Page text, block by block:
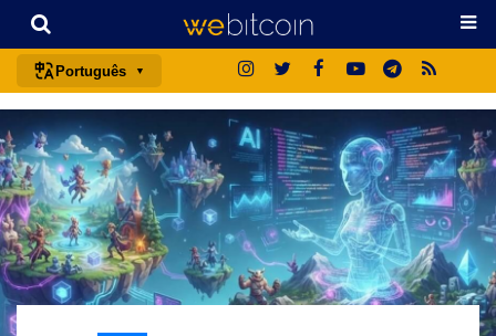
Português
english
español
français
italiano
deutsch